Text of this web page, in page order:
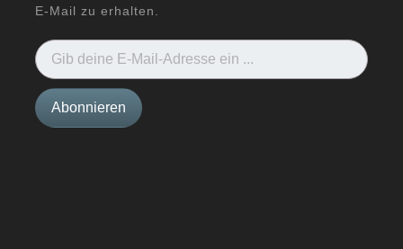
E-Mail zu erhalten.
Abonnieren